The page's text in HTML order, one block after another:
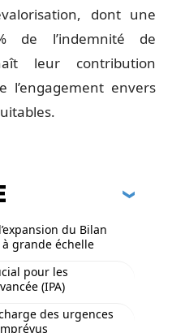
dont une
de l’indemnité de
leur contribution
l’engagement envers
du Bilan
grande échelle
pour les
(IPA)
des urgences